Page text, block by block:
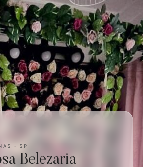
- SP
Belezaria